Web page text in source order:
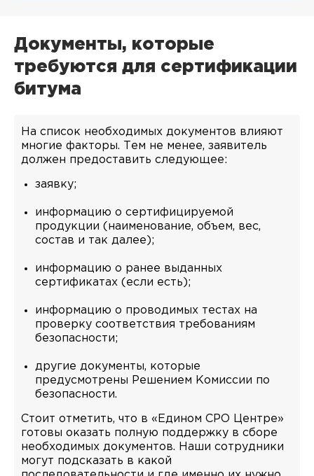
Документы, которые
требуются для сертификации
битума
На список необходимых документов влияют
многие факторы. Тем не менее, заявитель
должен предоставить следующее:
заявку;
информацию о сертифицируемой
продукции (наименование, объем, вес,
состав и так далее);
информацию о ранее выданных
сертификатах (если есть);
информацию о проводимых тестах на
проверку соответствия требованиям
безопасности;
другие документы, которые
предусмотрены Решением Комиссии по
безопасности.
Стоит отметить, что в «Едином СРО Центре»
готовы оказать полную поддержку в сборе
необходимых документов. Наши сотрудники
могут подсказать в какой